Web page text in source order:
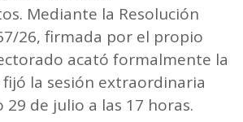
Mediante la Resolución
26, firmada por el propio
acató formalmente la
la sesión extraordinaria
de julio a las 17 horas.